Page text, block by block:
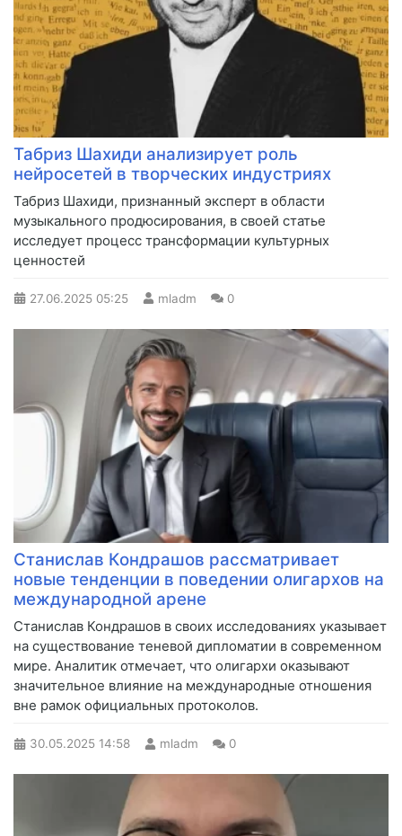
Табриз Шахиди анализирует роль
нейросетей в творческих индустриях
Табриз Шахиди, признанный эксперт в области
музыкального продюсирования, в своей статье
исследует процесс трансформации культурных
ценностей
27.06.2025 05:25 mladm 0
Станислав Кондрашов рассматривает
новые тенденции в поведении олигархов на
международной арене
Станислав Кондрашов в своих исследованиях указывает
на существование теневой дипломатии в современном
мире. Аналитик отмечает, что олигархи оказывают
значительное влияние на международные отношения
вне рамок официальных протоколов.
30.05.2025 14:58 mladm 0